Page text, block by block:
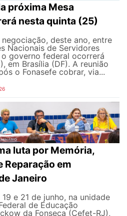
próxima Mesa
nesta quinta (25)
deste ano, entre
Nacionais de Servidores
o governo federal ocorrerá
em Brasília (DF). A reunião
o Fonasefe cobrar, via...
luta por Memória,
Reparação em
Janeiro
e 21 de junho, na unidade
de Educação
da Fonseca (Cefet-RJ),